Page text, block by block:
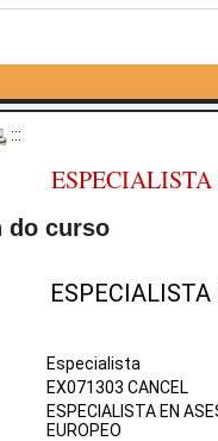
:::
ESPECIALISTA
do curso
ESPECIALISTA
Especialista
EX071303 CANCEL
ESPECIALISTA EN
EUROPEO